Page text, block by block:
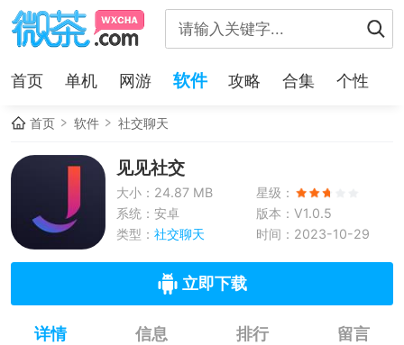
首页 单机 网游 软件 攻略 合集 个性
首页 软件 社交聊天
见见社交
大小：24.87 MB
星级：
系统：安卓
版本：V1.0.5
类型： 社交聊天 时间：2023-10-29
立即下载
详情 信息 排行 留言